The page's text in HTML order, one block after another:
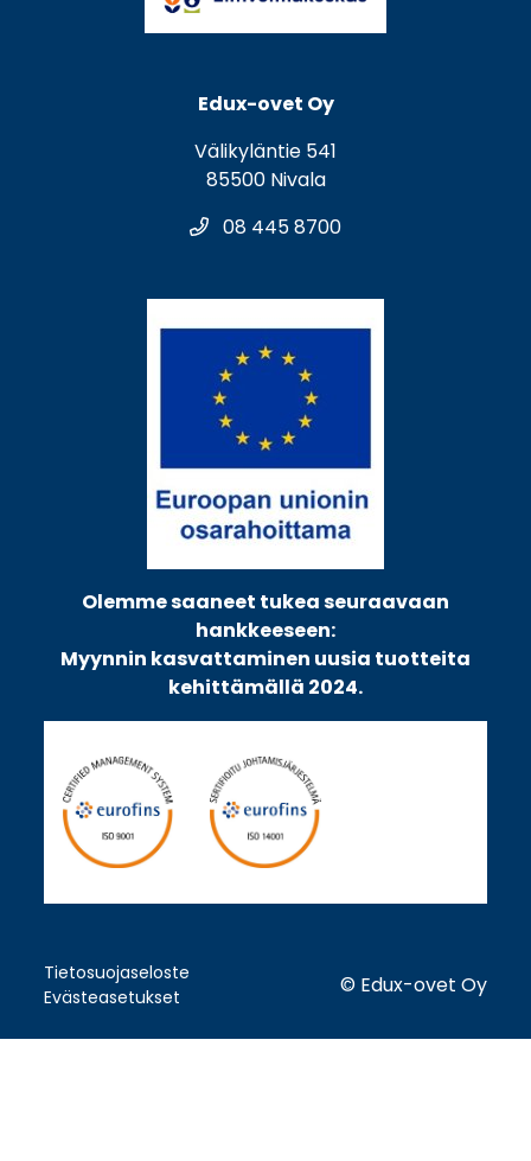
Edux-ovet Oy
Välikyläntie 541
85500 Nivala
08 445 8700
Olemme saaneet tukea seuraavaan
hankkeeseen:
Myynnin kasvattaminen uusia tuotteita
kehittämällä 2024.
Tietosuojaseloste
Evästeasetukset
© Edux-ovet Oy